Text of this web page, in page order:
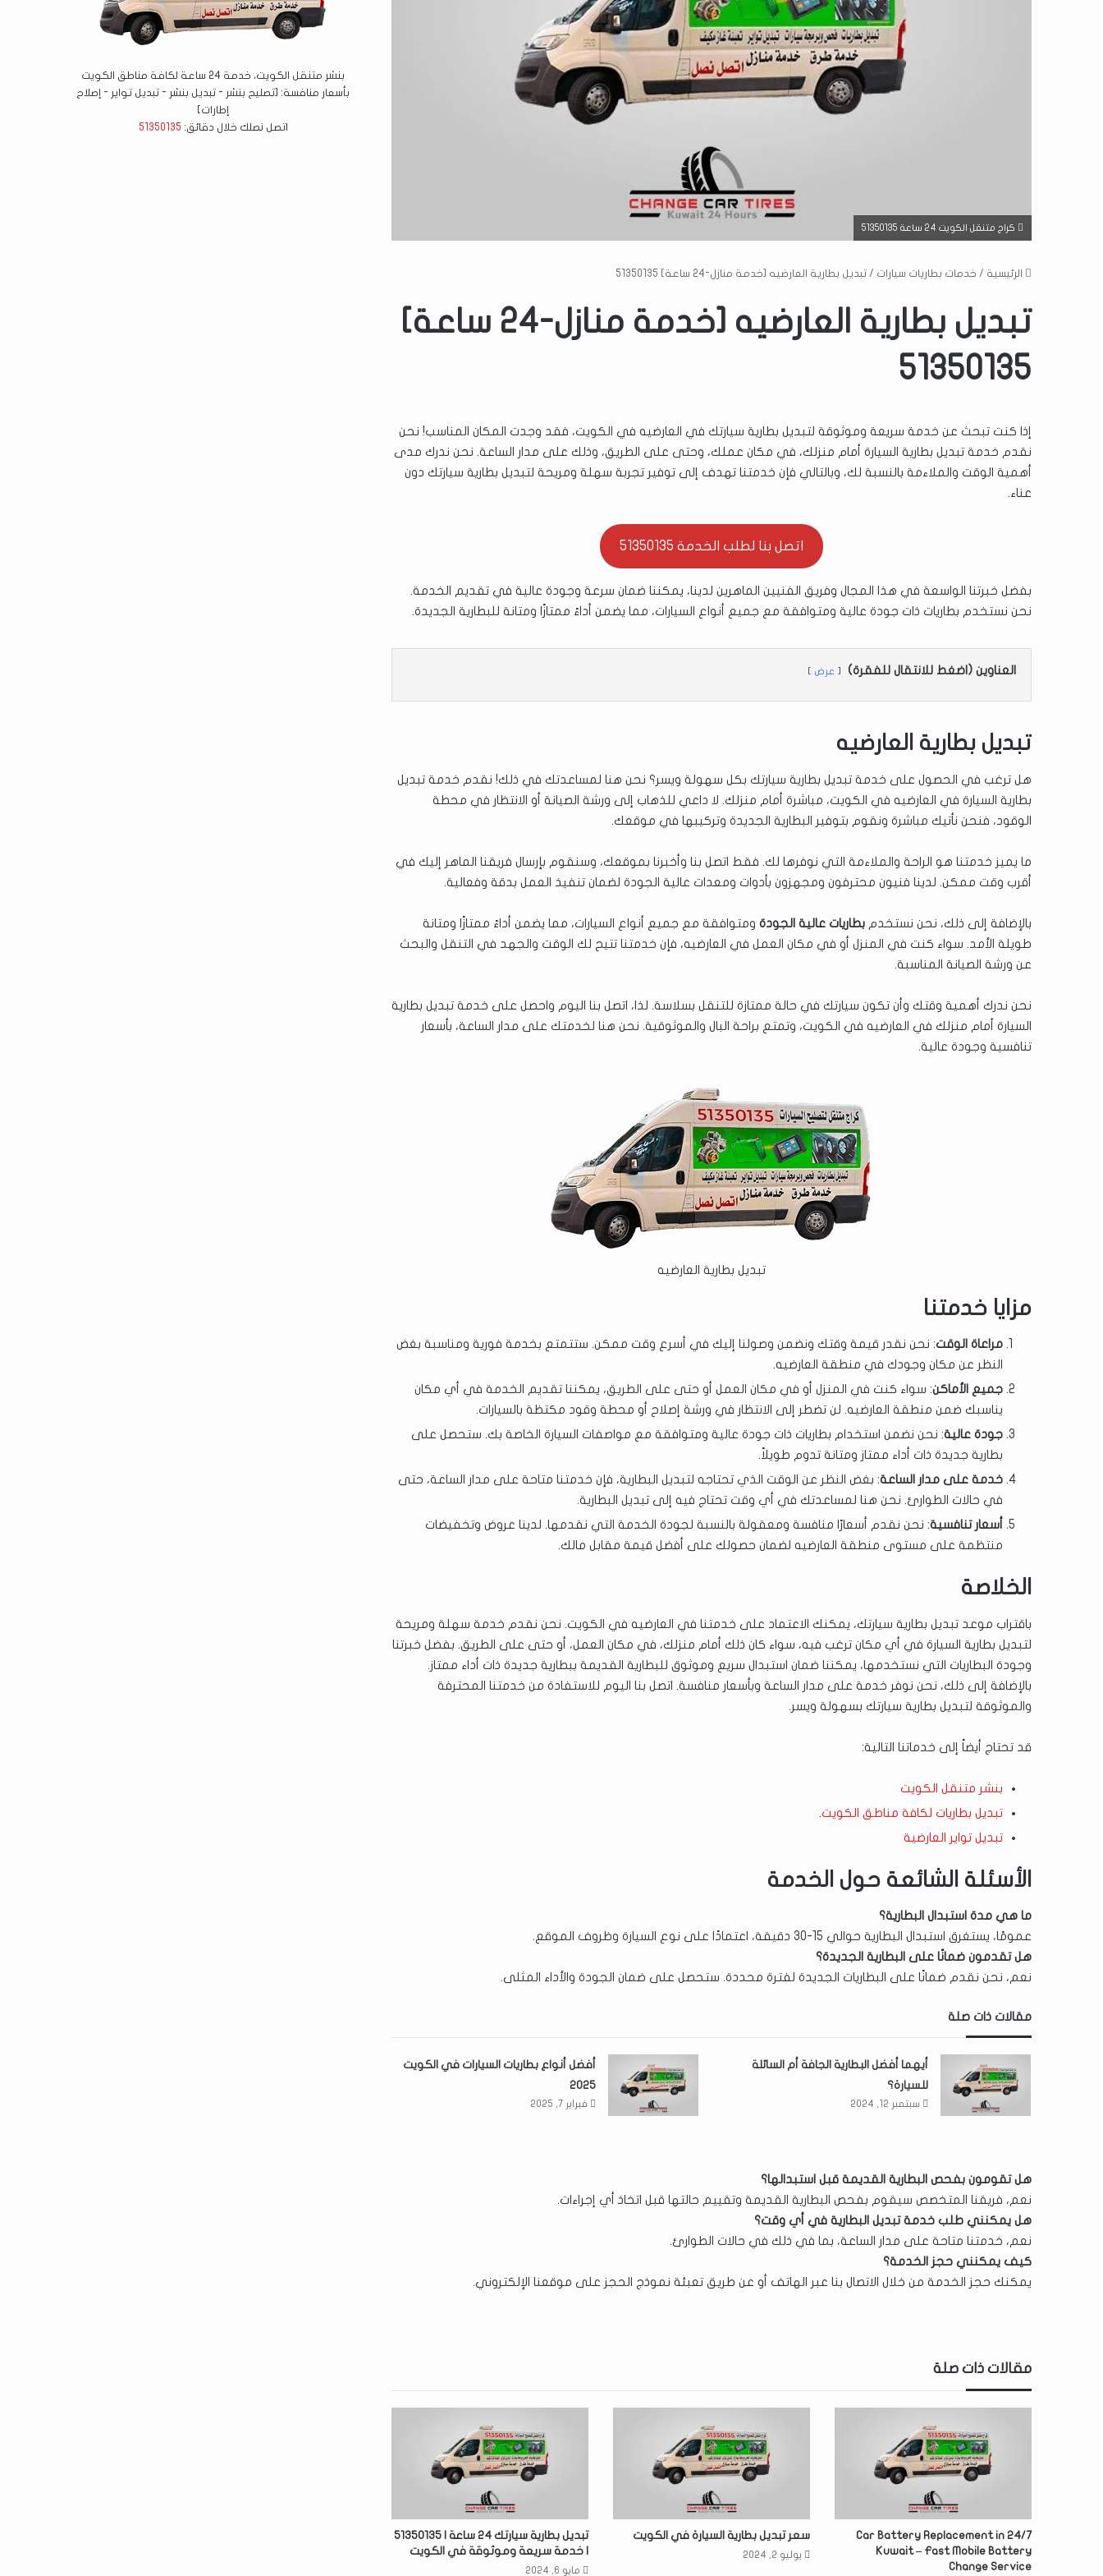
كراج متنقل الكويت 24 ساعة 51350135
الرئيسية / خدمات بطاريات سيارات / تبديل بطارية العارضيه [خدمة منازل-24 ساعة] 51350135
تبديل بطارية العارضيه [خدمة منازل-24 ساعة]
51350135
إذا كنت تبحث عن خدمة سريعة وموثوقة لتبديل بطارية سيارتك في العارضيه في الكويت، فقد وجدت المكان المناسب! نحن
نقدم خدمة تبديل بطارية السيارة أمام منزلك، في مكان عملك، وحتى على الطريق، وذلك على مدار الساعة. نحن ندرك مدى
أهمية الوقت والملاءمة بالنسبة لك، وبالتالي فإن خدمتنا تهدف إلى توفير تجربة سهلة ومريحة لتبديل بطارية سيارتك دون
عناء.
اتصل بنا لطلب الخدمة 51350135
بفضل خبرتنا الواسعة في هذا المجال وفريق الفنيين الماهرين لدينا، يمكننا ضمان سرعة وجودة عالية في تقديم الخدمة.
نحن نستخدم بطاريات ذات جودة عالية ومتوافقة مع جميع أنواع السيارات، مما يضمن أداءً ممتازًا ومتانة للبطارية الجديدة.
العناوين (اضغط للانتقال للفقرة) عرض
تبديل بطارية العارضيه
هل ترغب في الحصول على خدمة تبديل بطارية سيارتك بكل سهولة ويسر؟ نحن هنا لمساعدتك في ذلك! نقدم خدمة تبديل
بطارية السيارة في العارضيه في الكويت، مباشرة أمام منزلك. لا داعي للذهاب إلى ورشة الصيانة أو الانتظار في محطة
الوقود، فنحن نأتيك مباشرة ونقوم بتوفير البطارية الجديدة وتركيبها في موقعك.
ما يميز خدمتنا هو الراحة والملاءمة التي نوفرها لك. فقط اتصل بنا وأخبرنا بموقعك، وسنقوم بإرسال فريقنا الماهر إليك في
أقرب وقت ممكن. لدينا فنيون محترفون ومجهزون بأدوات ومعدات عالية الجودة لضمان تنفيذ العمل بدقة وفعالية.
بالإضافة إلى ذلك، نحن نستخدم بطاريات عالية الجودة ومتوافقة مع جميع أنواع السيارات، مما يضمن أداءً ممتازًا ومتانة
طويلة الأمد. سواء كنت في المنزل أو في مكان العمل في العارضيه، فإن خدمتنا تتيح لك الوقت والجهد في التنقل والبحث
عن ورشة الصيانة المناسبة.
نحن ندرك أهمية وقتك وأن تكون سيارتك في حالة ممتازة للتنقل بسلاسة. لذا، اتصل بنا اليوم واحصل على خدمة تبديل بطارية
السيارة أمام منزلك في العارضيه في الكويت، وتمتع براحة البال والموثوقية. نحن هنا لخدمتك على مدار الساعة، بأسعار
تنافسية وجودة عالية.
تبديل بطارية العارضيه
مزايا خدمتنا
مراعاة الوقت: نحن نقدر قيمة وقتك ونضمن وصولنا إليك في أسرع وقت ممكن. ستتمتع بخدمة فورية ومناسبة بغض
النظر عن مكان وجودك في منطقة العارضيه.
جميع الأماكن: سواء كنت في المنزل أو في مكان العمل أو حتى على الطريق، يمكننا تقديم الخدمة في أي مكان
يناسبك ضمن منطقة العارضيه. لن تضطر إلى الانتظار في ورشة إصلاح أو محطة وقود مكتظة بالسيارات.
جودة عالية: نحن نضمن استخدام بطاريات ذات جودة عالية ومتوافقة مع مواصفات السيارة الخاصة بك. ستحصل على
بطارية جديدة ذات أداء ممتاز ومتانة تدوم طويلاً.
خدمة على مدار الساعة: بغض النظر عن الوقت الذي تحتاجه لتبديل البطارية، فإن خدمتنا متاحة على مدار الساعة، حتى
في حالات الطوارئ. نحن هنا لمساعدتك في أي وقت تحتاج فيه إلى تبديل البطارية.
أسعار تنافسية: نحن نقدم أسعارًا منافسة ومعقولة بالنسبة لجودة الخدمة التي نقدمها. لدينا عروض وتخفيضات
منتظمة على مستوى منطقة العارضيه لضمان حصولك على أفضل قيمة مقابل مالك.
الخلاصة
باقتراب موعد تبديل بطارية سيارتك، يمكنك الاعتماد على خدمتنا في العارضيه في الكويت. نحن نقدم خدمة سهلة ومريحة
لتبديل بطارية السيارة في أي مكان ترغب فيه، سواء كان ذلك أمام منزلك، في مكان العمل، أو حتى على الطريق. بفضل خبرتنا
وجودة البطاريات التي نستخدمها، يمكننا ضمان استبدال سريع وموثوق للبطارية القديمة ببطارية جديدة ذات أداء ممتاز.
بالإضافة إلى ذلك، نحن نوفر خدمة على مدار الساعة وبأسعار منافسة. اتصل بنا اليوم للاستفادة من خدمتنا المحترفة
والموثوقة لتبديل بطارية سيارتك بسهولة ويسر.
قد تحتاج أيضاً إلى خدماتنا التالية:
بنشر متنقل الكويت
تبديل بطاريات لكافة مناطق الكويت.
تبديل تواير العارضية
الأسئلة الشائعة حول الخدمة
ما هي مدة استبدال البطارية؟
عمومًا، يستغرق استبدال البطارية حوالي 15-30 دقيقة، اعتمادًا على نوع السيارة وظروف الموقع.
هل تقدمون ضمانًا على البطارية الجديدة؟
نعم، نحن نقدم ضمانًا على البطاريات الجديدة لفترة محددة. ستحصل على ضمان الجودة والأداء المثلى.
مقالات ذات صلة
أيهما أفضل البطارية الجافة أم السائلة
للسيارة؟
سبتمبر 12, 2024
أفضل أنواع بطاريات السيارات في الكويت
2025
فبراير 7, 2025
هل تقومون بفحص البطارية القديمة قبل استبدالها؟
نعم، فريقنا المتخصص سيقوم بفحص البطارية القديمة وتقييم حالتها قبل اتخاذ أي إجراءات.
هل يمكنني طلب خدمة تبديل البطارية في أي وقت؟
نعم، خدمتنا متاحة على مدار الساعة، بما في ذلك في حالات الطوارئ.
كيف يمكنني حجز الخدمة؟
يمكنك حجز الخدمة من خلال الاتصال بنا عبر الهاتف أو عن طريق تعبئة نموذج الحجز على موقعنا الإلكتروني.
مقالات ذات صلة
24/7 Car Battery Replacement in
Kuwait – Fast Mobile Battery
Change Service
سعر تبديل بطارية السيارة في الكويت
يوليو 2, 2024
تبديل بطارية سيارتك 24 ساعة | 51350135
| خدمة سريعة وموثوقة في الكويت
مايو 6, 2024
بنشر متنقل الكويت، خدمة 24 ساعة لكافة مناطق الكويت
بأسعار منافسة: [تصليح بنشر - تبديل بنشر - تبديل تواير - إصلاح
إطارات]
اتصل نصلك خلال دقائق: 51350135